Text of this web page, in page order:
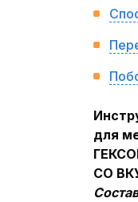
для
СО
Состав